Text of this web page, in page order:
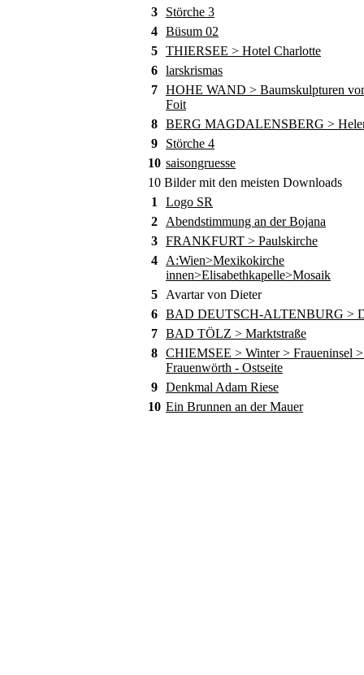
3
Störche 3
4 Büsum 02
5 THIERSEE > Hotel Charlotte
6 larskrismas
7 HOHE WAND > Baumskulpturen
Foit
8 BERG MAGDALENSBERG >
9
Störche 4
10 saisongruesse
10 Bilder mit den meisten Downloads
1
Logo SR
2
Abendstimmung an der Bojana
3 FRANKFURT > Paulskirche
4
A:Wien>Mexikokirche
innen>Elisabethkapelle>Mosaik
5
Avartar von Dieter
6 BAD DEUTSCH-ALTENBURG >
7 BAD TÖLZ > Marktstraße
8 CHIEMSEE > Winter > Fraueninsel
Frauenwörth - Ostseite
9 Denkmal Adam Riese
10 Ein Brunnen an der Mauer